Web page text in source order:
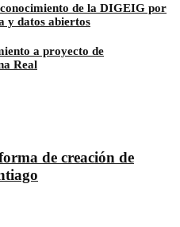
de la DIGEIG por
y datos abiertos
a proyecto de
Real
de creación de